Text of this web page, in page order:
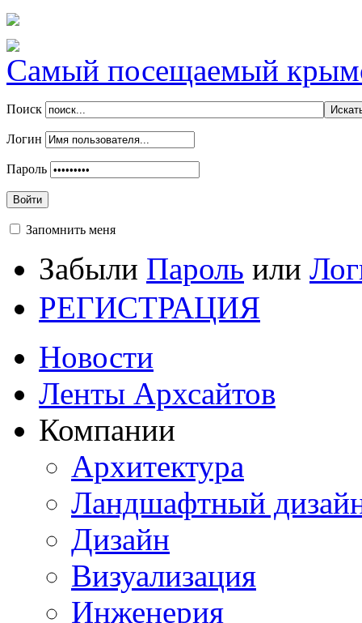
Самый посещаемый
Поиск
Логин
Пароль
Войти
Запомнить меня
Забыли Пароль или
РЕГИСТРАЦИЯ
Новости
Ленты Архсайтов
Компании
Архитектура
Ландшафтный
Дизайн
Визуализация
Инженерия